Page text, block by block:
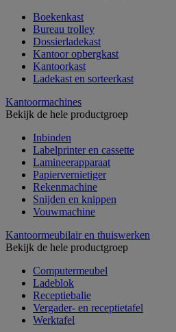
Boekenkast
Bureau trolley
Dossierladekast
Kantoor opbergkast
Kantoorkast
Ladekast en sorteerkast
Kantoormachines
Bekijk de hele productgroep
Inbinden
Labelprinter en cassette
Lamineerapparaat
Papiervernietiger
Rekenmachine
Snijden en knippen
Vouwmachine
Kantoormeubilair en thuiswerken
Bekijk de hele productgroep
Computermeubel
Ladeblok
Receptiebalie
Vergader- en receptietafel
Werktafel